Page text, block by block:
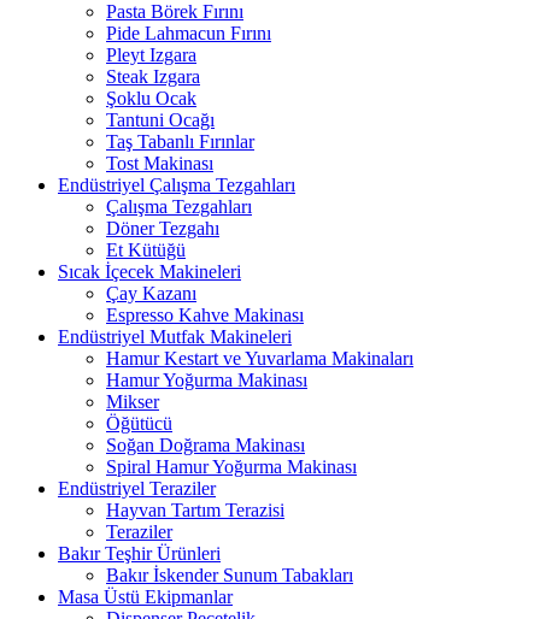
Pasta Börek Fırını
Pide Lahmacun Fırını
Pleyt Izgara
Steak Izgara
Şoklu Ocak
Tantuni Ocağı
Taş Tabanlı Fırınlar
Tost Makinası
Endüstriyel Çalışma Tezgahları
Çalışma Tezgahları
Döner Tezgahı
Et Kütüğü
Sıcak İçecek Makineleri
Çay Kazanı
Espresso Kahve Makinası
Endüstriyel Mutfak Makineleri
Hamur Kestart ve Yuvarlama Makinaları
Hamur Yoğurma Makinası
Mikser
Öğütücü
Soğan Doğrama Makinası
Spiral Hamur Yoğurma Makinası
Endüstriyel Teraziler
Hayvan Tartım Terazisi
Teraziler
Bakır Teşhir Ürünleri
Bakır İskender Sunum Tabakları
Masa Üstü Ekipmanlar